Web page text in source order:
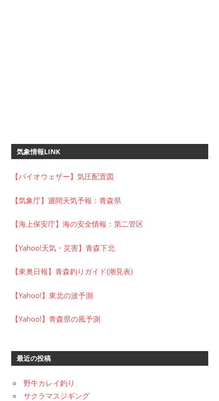
気象情報LINK
【バイオウェザー】気圧配置図
【気象庁】週間天気予報：青森県
【海上保安庁】海の安全情報：第二管区
【Yahoo!天気・災害】青森下北
【東奥日報】青森釣りガイド(潮見表)
【Yahoo!】東北の波予測
【Yahoo!】青森県の風予測
最近の投稿
野牛カレイ釣り
サクラマスジギング